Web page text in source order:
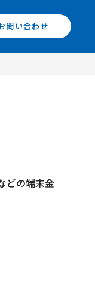
問い合わせ
どの端末金